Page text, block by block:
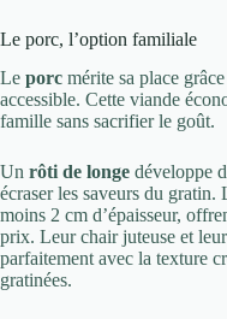
Le porc, l’option familiale
Le porc mérite sa place
accessible. Cette viande
famille sans sacrifier le goût.
Un rôti de longe développe
écraser les saveurs du gratin.
moins 2 cm d’épaisseur,
prix. Leur chair juteuse et
parfaitement avec la texture
gratinées.